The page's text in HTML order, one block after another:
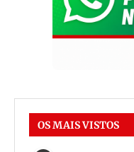
OS MAIS VISTOS